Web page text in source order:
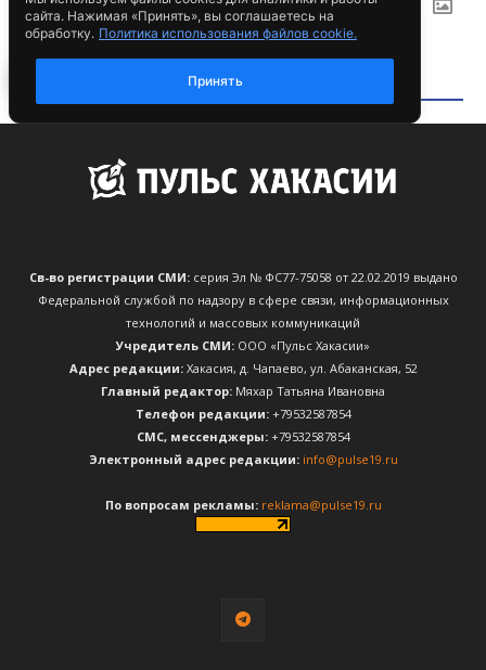
Св-во регистрации СМИ:серия Эл № ФС77-75058 от 22.02.2019 выдано
Федеральной службой по надзору в сфере связи, информационных
технологий и массовых коммуникаций
Учредитель СМИ: ООО «Пульс Хакасии»
Адрес редакции:Хакасия, д. Чапаево, ул. Абаканская, 52
Главный редактор: Мяхар Татьяна Ивановна
Телефон редакции:+79532587854
CМС, мессенджеры:+79532587854
Электронный адрес редакции: info@pulse19.ru
По вопросам рекламы: reklama@pulse19.ru